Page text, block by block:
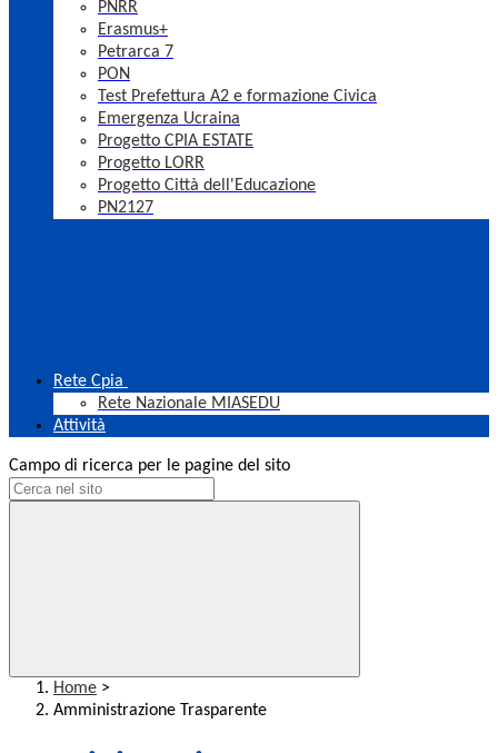
PNRR
Erasmus+
Petrarca 7
PON
Test Prefettura A2 e formazione Civica
Emergenza Ucraina
Progetto CPIA ESTATE
Progetto LORR
Progetto Città dell'Educazione
PN2127
Rete Cpia
Rete Nazionale MIASEDU
Attività
Campo di ricerca per le pagine del sito
Home >
Amministrazione Trasparente